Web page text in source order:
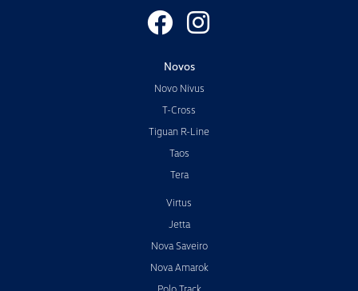
Novos
Novo Nivus
T-Cross
Tiguan R-Line
Taos
Tera
Virtus
Jetta
Nova Saveiro
Nova Amarok